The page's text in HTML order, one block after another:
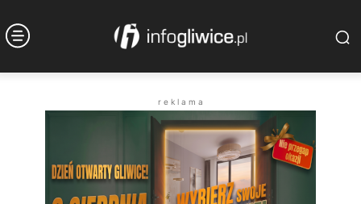
r e k l a m a